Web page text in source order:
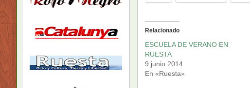
Relacionado
ESCUELA DE VERANO EN
RUESTA
9 junio 2014
En «Ruesta»